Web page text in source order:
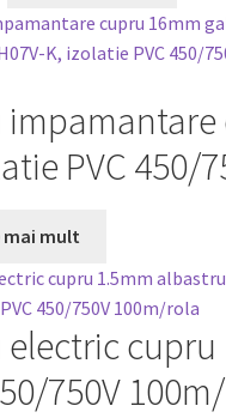
PVC 450/
mai mult
cupru
750V